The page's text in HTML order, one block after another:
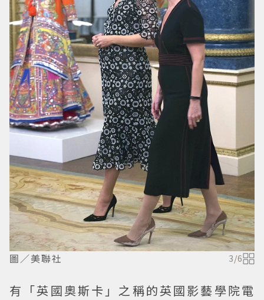
圖／美聯社 3/6
有「英國奧斯卡」之稱的英國影藝學院電